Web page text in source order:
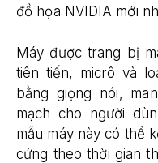
đồ họa NVIDIA mới
Máy được trang bị
tiên tiến, micrô và
bằng giọng nói,
mạch cho người
mẫu máy này có thể
cứng theo thời gian